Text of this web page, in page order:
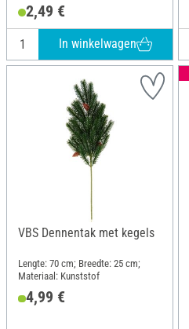
2,49 €
In winkelwagen
VBS Dennentak met kegels
Lengte: 70 cm; Breedte: 25 cm;
Materiaal: Kunststof
4,99 €